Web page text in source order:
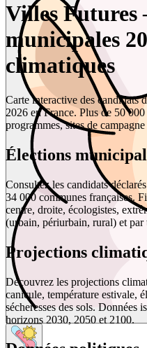
Villes
municipales
climatiques
Carte interactive des candidats
2026 en France. Plus de 50
programmes, sites de
Élections
Consultez les candidats
34 000 communes françaises.
centre, droite, écologistes,
(urbain, périurbain, rural) et par
Projections
Découvrez les projections
canicule, température estivale,
sécheresses des sols. Données
horizons 2030, 2050 et 2100.